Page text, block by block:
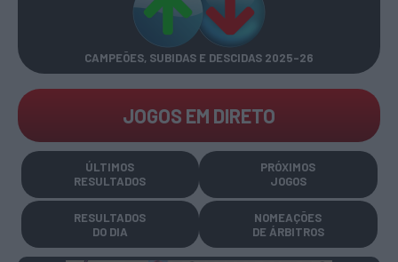
CAMPEÕES, SUBIDAS E DESCIDAS 2025-26
JOGOS EM DIRETO
ÚLTIMOS
RESULTADOS
PRÓXIMOS
JOGOS
RESULTADOS
DO DIA
NOMEAÇÕES
DE ÁRBITROS